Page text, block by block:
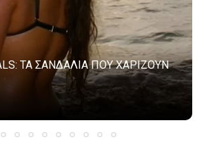
ΤΑ ΣΑΝΔΑΛΙΑ ΠΟΥ ΧΑΡΙΖΟΥΝ